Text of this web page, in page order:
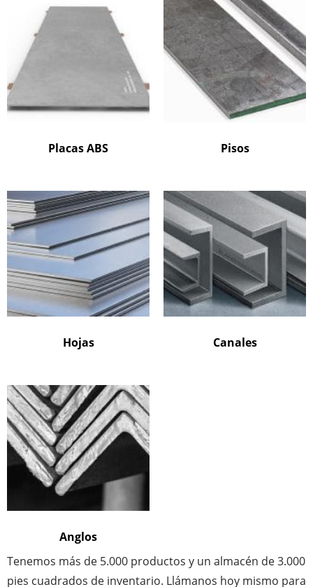
Placas ABS Pisos
Hojas Canales
Anglos
Tenemos más de 5.000 productos y un almacén de 3.000
pies cuadrados de inventario. Llámanos hoy mismo para